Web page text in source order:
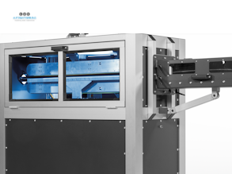
Zum
Inhalt
springen